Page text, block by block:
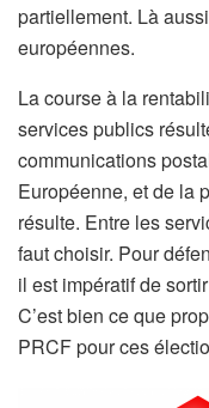
partiellement. Là
européennes.
La course à la
services publics
communications
Européenne, et de la
résulte. Entre les
faut choisir. Pour
il est impératif de
C’est bien ce que
PRCF pour ces